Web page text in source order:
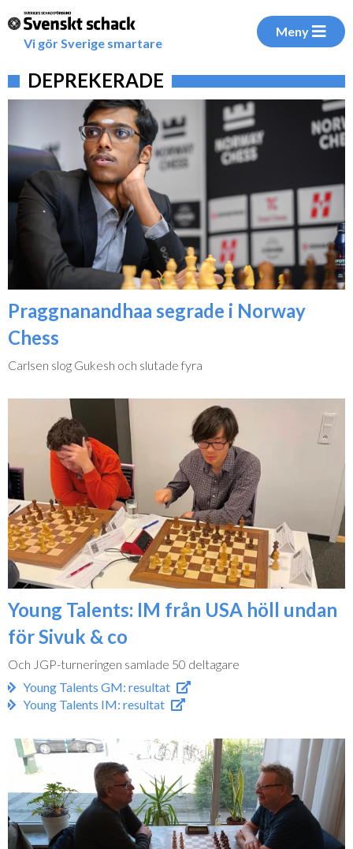
Vi gör Sverige smartare
Meny
DEPREKERADE
Praggnanandhaa segrade i Norway
Chess
Carlsen slog Gukesh och slutade fyra
Young Talents: IM från USA höll undan
för Sivuk & co
Och JGP-turneringen samlade 50 deltagare
Young Talents GM: resultat
Young Talents IM: resultat